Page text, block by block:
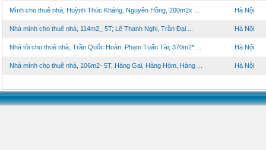
Mình cho thuê nhà, Huỳnh Thúc Kháng, Nguyên Hồng, 200m2x ... Hà Nội
Nhà mình cho thuê nhà, 114m2_ 5T; Lê Thanh Nghị, Trần Đại ... Hà Nội
Nhà tôi cho thuê nhà, Trần Quốc Hoàn, Phạm Tuấn Tài; 370m2* ... Hà Nội
Nhà mình cho thuê nhà, 106m2- 5T, Hàng Gai, Hàng Hòm, Hàng ... Hà Nội